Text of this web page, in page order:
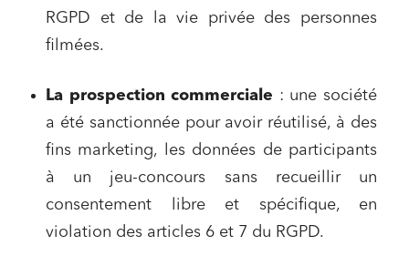
RGPD et de la vie privée des personnes
filmées.
La prospection commerciale : une société
a été sanctionnée pour avoir réutilisé, à des
fins marketing, les données de participants
à un jeu-concours sans recueillir un
consentement libre et spécifique, en
violation des articles 6 et 7 du RGPD.